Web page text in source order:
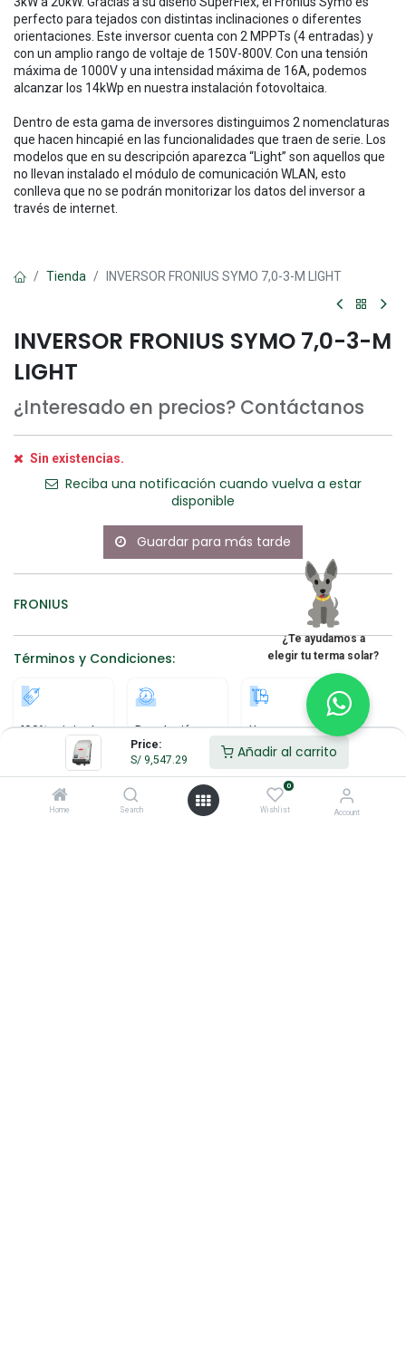
Price:
S/ 9,547.29 Añadir al carrito
Home Search
0
Wishlist Account
perfecto para tejados con distintas inclinaciones o diferentes
orientaciones. Este inversor cuenta con 2 MPPTs (4 entradas) y
con un amplio rango de voltaje de 150V-800V. Con una tensión
máxima de 1000V y una intensidad máxima de 16A, podemos
alcanzar los 14kWp en nuestra instalación fotovoltaica.
Dentro de esta gama de inversores distinguimos 2 nomenclaturas
que hacen hincapié en las funcionalidades que traen de serie. Los
modelos que en su descripción aparezca “Light” son aquellos que
no llevan instalado el módulo de comunicación WLAN, esto
conlleva que no se podrán monitorizar los datos del inversor a
través de internet.
Tienda INVERSOR FRONIUS SYMO 7,0-3-M LIGHT
INVERSOR FRONIUS SYMO 7,0-3-M
LIGHT
¿Interesado en precios? Contáctanos
Sin existencias.
Reciba una notificación cuando vuelva a estar
disponible
Guardar para más tarde
FRONIUS
Términos y Condiciones:
100% original
Devolución
antes de 30
días
Hacemos
envíos a nivel
nacional
¿Te ayudamos a
elegir tu terma solar?